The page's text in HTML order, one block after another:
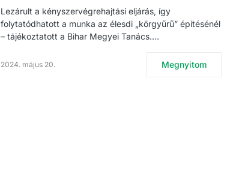
Lezárult a kényszervégrehajtási eljárás, így
folytatódhatott a munka az élesdi „körgyűrű” építésénél
– tájékoztatott a Bihar Megyei Tanács.…
2024. május 20. Megnyitom